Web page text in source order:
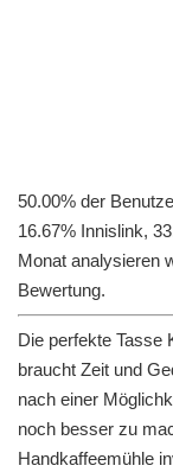
50.00% der
16.67% Innislink,
Monat analysieren
Bewertung.
Die perfekte Tasse
braucht Zeit und
nach einer
noch besser zu
Handkaffeemühle